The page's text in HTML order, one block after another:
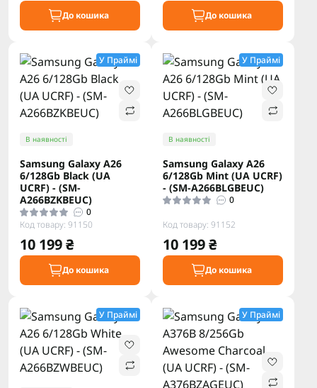
До кошика До кошика
У Праймі
В наявності
Samsung Galaxy A26
6/128Gb Black (UA
UCRF) - (SM-
A266BZKBEUC)
0
Код товару: 91150
10 199 ₴
До кошика
У Праймі
В наявності
Samsung Galaxy A26
6/128Gb Mint (UA UCRF)
- (SM-A266BLGBEUC)
0
Код товару: 91152
10 199 ₴
До кошика
У Праймі У Праймі